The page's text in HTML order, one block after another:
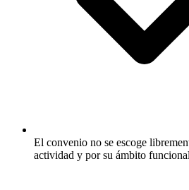
El convenio no se escoge
actividad y por su ámbito